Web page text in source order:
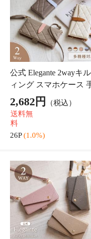
ヌビバッグ Sサイ
ズ トートバッグ
マザーズバッグ
刺繍 リボン ハー
ト 月 かわいい マ
チあり 綿100% 韓
国 韓国製 イブル
ヌビ キルティン
5,139円（税込）
51P (1.0%)
ヌビバッ
ズ トート
マザーズ
刺繍 リ
ト 月 か
チあり 綿
国 韓国
ヌビ キ
6,282円（
62P
2way ナイロン ト
ルダーバッグ ミ
ニ トート キルテ
ィング バッグ A5
ファスナー付き
肩掛け サブバッ
グ
(1.0%)
ップ 携帯
ップ 紐
アウトド
防止 紛失
ディース
16P
特集
┏在庫が無くな